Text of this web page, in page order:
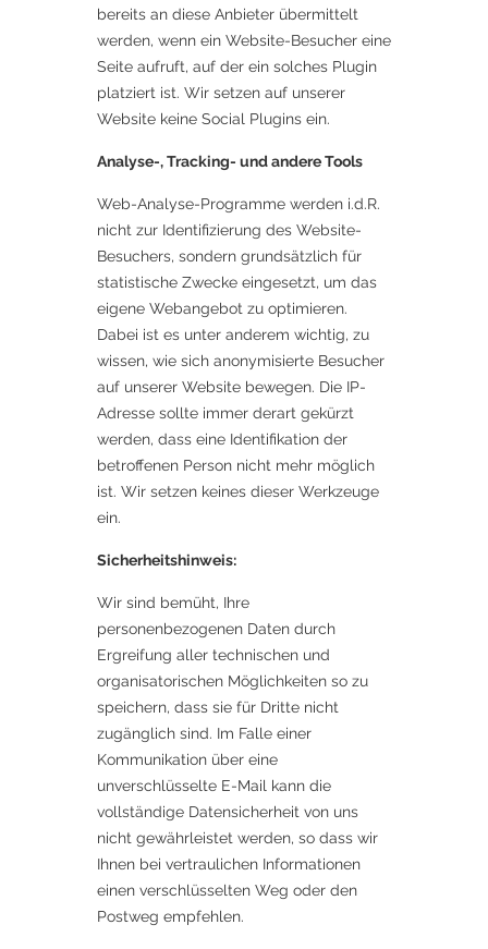
bereits an diese Anbieter übermittelt
werden, wenn ein Website-Besucher eine
Seite aufruft, auf der ein solches Plugin
platziert ist. Wir setzen auf unserer
Website keine Social Plugins ein.
Analyse-, Tracking- und andere Tools
Web-Analyse-Programme werden i.d.R.
nicht zur Identifizierung des Website-
Besuchers, sondern grundsätzlich für
statistische Zwecke eingesetzt, um das
eigene Webangebot zu optimieren.
Dabei ist es unter anderem wichtig, zu
wissen, wie sich anonymisierte Besucher
auf unserer Website bewegen. Die IP-
Adresse sollte immer derart gekürzt
werden, dass eine Identifikation der
betroffenen Person nicht mehr möglich
ist. Wir setzen keines dieser Werkzeuge
ein.
Sicherheitshinweis:
Wir sind bemüht, Ihre
personenbezogenen Daten durch
Ergreifung aller technischen und
organisatorischen Möglichkeiten so zu
speichern, dass sie für Dritte nicht
zugänglich sind. Im Falle einer
Kommunikation über eine
unverschlüsselte E-Mail kann die
vollständige Datensicherheit von uns
nicht gewährleistet werden, so dass wir
Ihnen bei vertraulichen Informationen
einen verschlüsselten Weg oder den
Postweg empfehlen.